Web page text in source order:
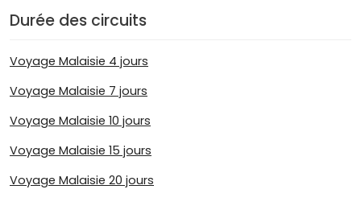
Durée des circuits
Voyage Malaisie 4 jours
Voyage Malaisie 7 jours
Voyage Malaisie 10 jours
Voyage Malaisie 15 jours
Voyage Malaisie 20 jours